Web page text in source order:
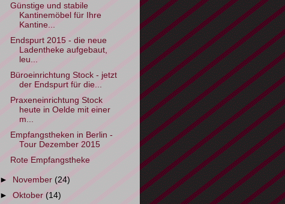
Günstige und stabile
Kantinemöbel für Ihre
Kantine...
Endspurt 2015 - die neue
Ladentheke aufgebaut,
leu...
Büroeinrichtung Stock - jetzt
der Endspurt für die...
Praxeneinrichtung Stock
heute in Oelde mit einer
m...
Empfangstheken in Berlin -
Tour Dezember 2015
Rote Empfangstheke
► November (24)
►Oktober(14)